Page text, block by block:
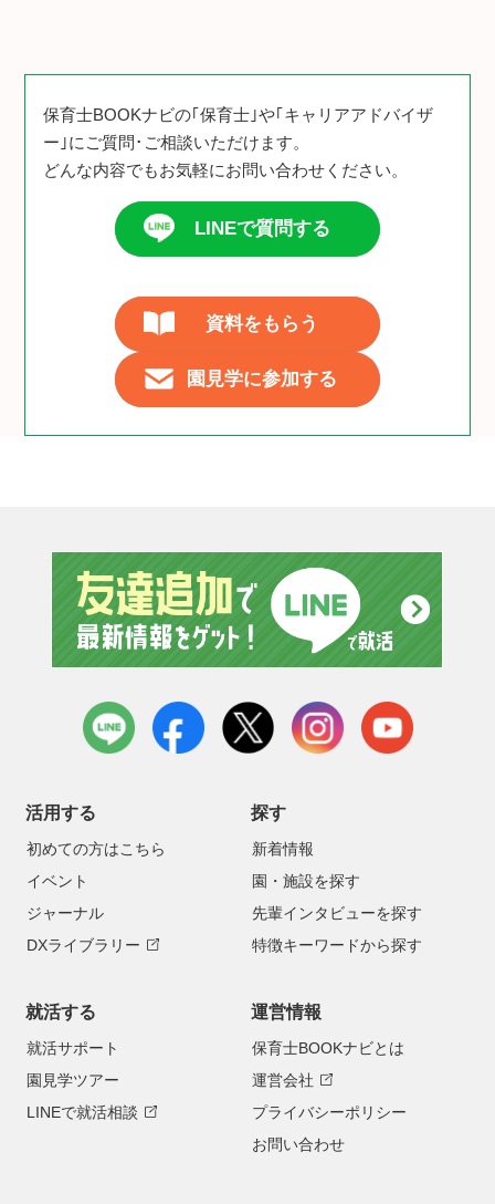
保育士BOOKナビの｢保育士｣や｢キャリアアドバイザ
ー｣にご質問･ご相談いただけます。
どんな内容でもお気軽にお問い合わせください。
LINEで質問する
資料をもらう
園見学に参加する
LINE facebook instagramyoutube
活用する
初めての方はこちら
イベント
ジャーナル
DXライブラリー
探す
新着情報
園・施設を探す
先輩インタビューを探す
特徴キーワードから探す
就活する
就活サポート
園見学ツアー
LINEで就活相談
運営情報
保育士BOOKナビとは
運営会社
プライバシーポリシー
お問い合わせ